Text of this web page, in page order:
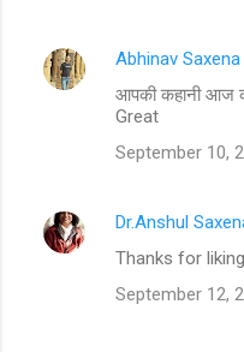
Abhinav Saxena
आपकी कहानी आज
Great
September 10,
Dr.Anshul
Thanks for
September 12,